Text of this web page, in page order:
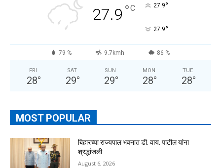
27.9 °C 27.9°
27.9°
79 % 9.7kmh 86 %
FRI
28°
SAT
29°
SUN
29°
MON
28°
TUE
28°
MOST POPULAR
बिहारच्या राज्यपाल भवनात डी. वाय. पाटील यांना
श्रद्धांजली
August 6, 2026